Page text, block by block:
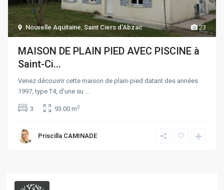
23
Nouvelle Aquitaine ,Saint Ciers d'Abzac
MAISON DE PLAIN PIED AVEC PISCINE à
Saint-Ci...
Venez découvrir cette maison de plain-pied datant des années
1997, type T4, d’une su
3 93.00 m2
Priscilla CAMINADE